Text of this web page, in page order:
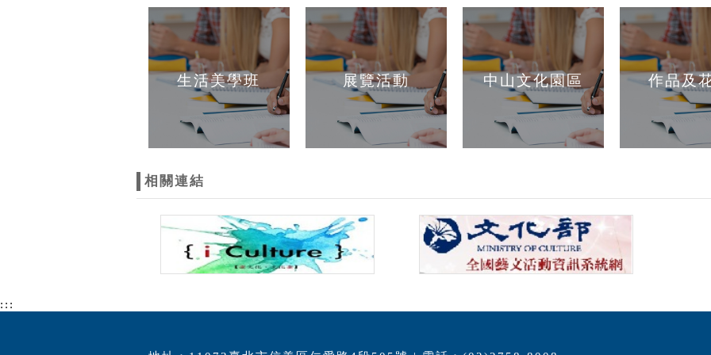
生活美學班 展覽活動 中山文化園區 作品及
相關連結
:::